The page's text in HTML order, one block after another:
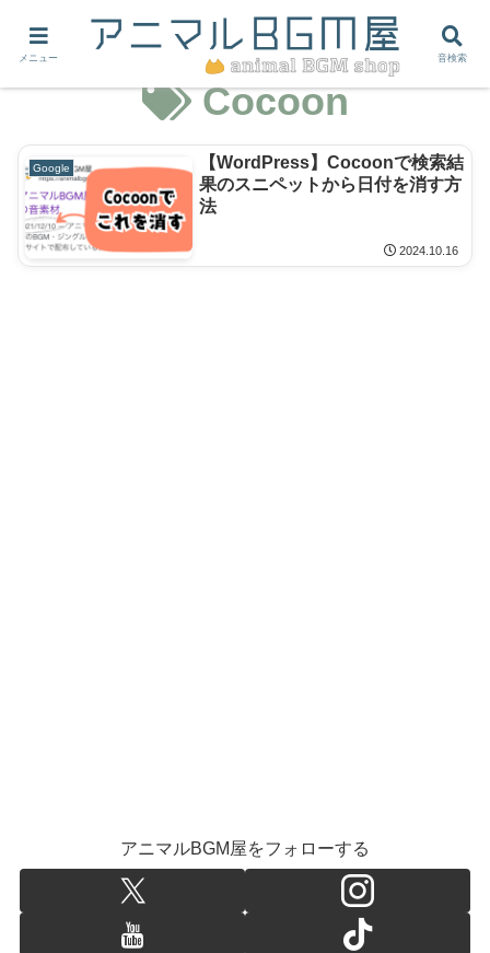
Cocoon
Google
【WordPress】Cocoonで検索結
果のスニペットから日付を消す方
法
2024.10.16
アニマルBGM屋をフォローする
メニュー 音検索